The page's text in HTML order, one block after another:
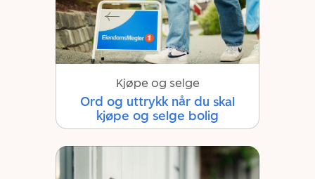
Kjøpe og selge
Ord og uttrykk når du skal
kjøpe og selge bolig